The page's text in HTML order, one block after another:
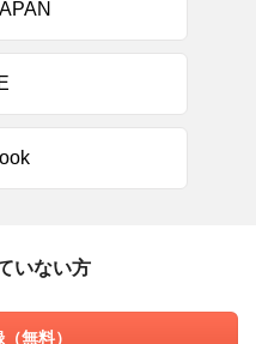
いない方
無料）